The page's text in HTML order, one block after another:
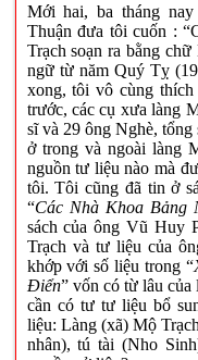
Mới hai, ba tháng
Thuận đưa tôi cuốn :
Trạch soạn ra bằng
ngữ từ năm Quý Tỵ
xong, tôi vô cùng
trước, các cụ xưa làng
sĩ và 29 ông Nghè,
ở trong và ngoài làng
nguồn tư liệu nào mà
tôi. Tôi cũng đã tin ở
“Các Nhà Khoa Bảng
sách của ông Vũ Huy
Trạch và tư liệu của
khớp với số liệu trong “
Điển” vốn có từ lâu của
cần có tư tư liệu bổ
liệu: Làng (xã) Mộ
nhân), tú tài (Nho